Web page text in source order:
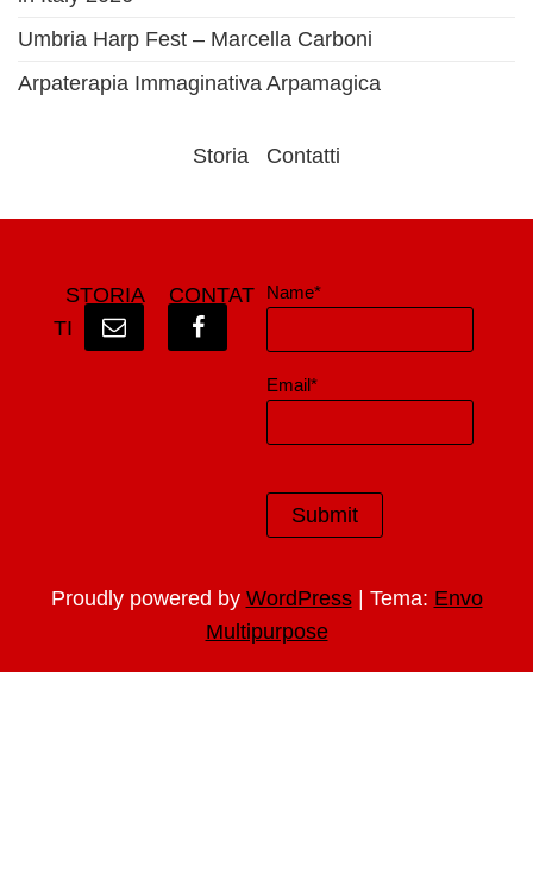
Umbria Harp Fest – Marcella Carboni
Arpaterapia Immaginativa Arpamagica
Storia Contatti
STORIA
CONTAT
TI
Name*
Email*
Proudly powered by WordPress | Tema: Envo
Multipurpose